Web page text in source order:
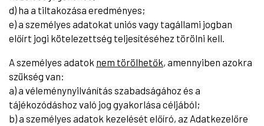
d) ha a tiltakozása eredményes;
e) a személyes adatokat uniós vagy tagállami jogban
előírt jogi kötelezettség teljesítéséhez törölni kell.
A személyes adatok nem törölhetők, amennyiben azokra
szükség van:
a) a véleménynyilvánítás szabadságához és a
tájékozódáshoz való jog gyakorlása céljából;
b) a személyes adatok kezelését előíró, az Adatkezelőre